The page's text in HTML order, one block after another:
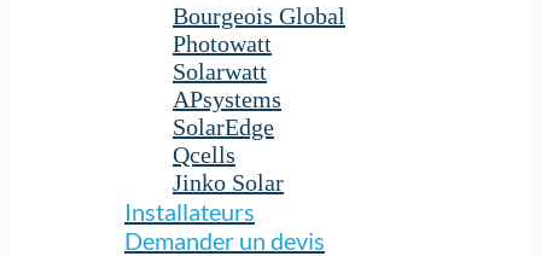
Bourgeois Global
Photowatt
Solarwatt
APsystems
SolarEdge
Qcells
Jinko Solar
Installateurs
Demander un devis